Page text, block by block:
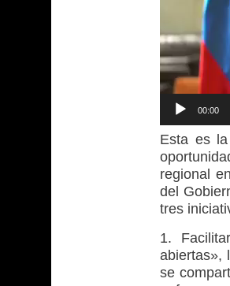
00:00
Esta es
regional
del
tres
1.
abiertas»,
se